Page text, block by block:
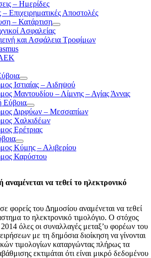
– Ημερίδες
– Επιχειρηματικές Αποστολές
– Κατάρτιση
Ασφαλείας
και Ασφάλεια Τροφίμων
Ιστιαίας – Αιδηψού
Μαντουδίου – Λίμνης – Αγίας Άννας
Εύβοια
Διρφύων – Μεσσαπίων
Χαλκιδέων
Ερέτριας
Κύμης – Αλιβερίου
Καρύστου
να τεθεί το ηλεκτρονικό
φορείς του Δημοσίου αναμένεται να τεθεί
το ηλεκτρονικό τιμολόγιο. Ο στόχος
2014 όλες οι συναλλαγές μεταξ’υ φορέων του
με τη δημόσια διοίκηση να γίνονται
τιμολογίων καταργώντας πλήρως τα
εκτιμάται ότι είναι μικρό δεδομένου